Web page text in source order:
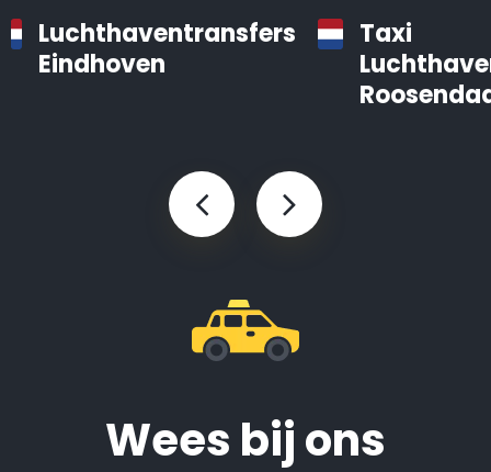
Luchthaventransfers
Eindhoven
Taxi
Wees bij ons